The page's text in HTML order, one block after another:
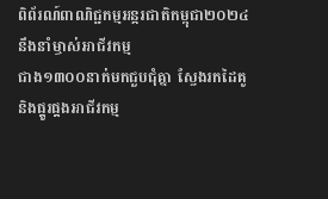
ពិព័រណ៍ពាណិជ្ជកម្មអន្តរជាតិកម្ពុជា២០២៤
នឹងនាំម្ចាស់អាជីវកម្ម
ជាង១៣០០នាក់មកជួបជុំគ្នា ស្វែងរកដៃគូ
និងផ្គូរផ្គងអាជីវកម្ម